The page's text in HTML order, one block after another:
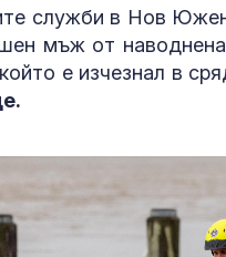
служби в Нов
мъж от
е изчезнал в